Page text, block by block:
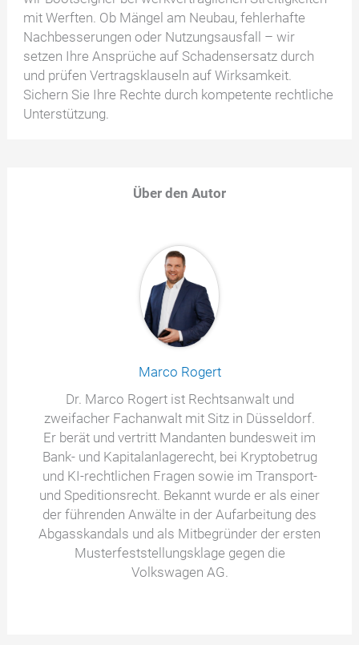
mit Werften. Ob Mängel am Neubau, fehlerhafte
Nachbesserungen oder Nutzungsausfall – wir
setzen Ihre Ansprüche auf Schadensersatz durch
und prüfen Vertragsklauseln auf Wirksamkeit.
Sichern Sie Ihre Rechte durch kompetente rechtliche
Unterstützung.
Über den Autor
Marco Rogert
Dr. Marco Rogert ist Rechtsanwalt und
zweifacher Fachanwalt mit Sitz in Düsseldorf.
Er berät und vertritt Mandanten bundesweit im
Bank- und Kapitalanlagerecht, bei Kryptobetrug
und KI-rechtlichen Fragen sowie im Transport-
und Speditionsrecht. Bekannt wurde er als einer
der führenden Anwälte in der Aufarbeitung des
Abgasskandals und als Mitbegründer der ersten
Musterfeststellungsklage gegen die
Volkswagen AG.